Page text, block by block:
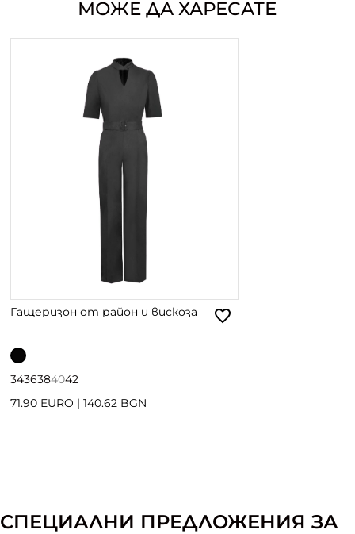
МОЖЕ ДА ХАРЕСАТЕ
Гащеризон от район и вискоза
3436384042
71.90 EURO | 140.62 BGN
СПЕЦИАЛНИ ПРЕДЛОЖЕНИЯ ЗА